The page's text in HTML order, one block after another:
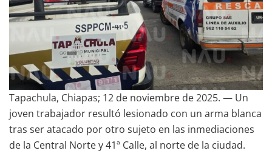
Tapachula, Chiapas; 12 de noviembre de 2025. — Un
joven trabajador resultó lesionado con un arma blanca
tras ser atacado por otro sujeto en las inmediaciones
de la Central Norte y 41ª Calle, al norte de la ciudad.